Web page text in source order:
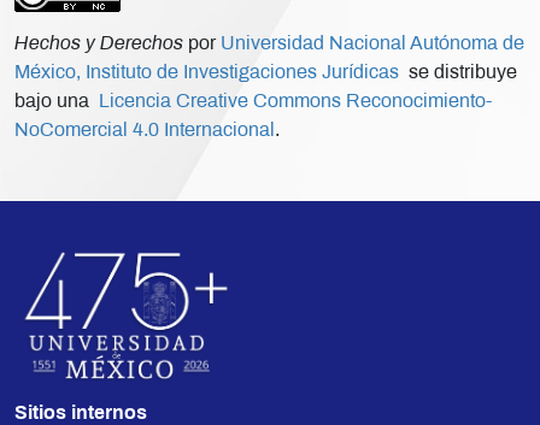
Hechos y Derechos por Universidad Nacional Autónoma de
México, Instituto de Investigaciones Jurídicas se distribuye
bajo una
Licencia Creative Commons Reconocimiento-
NoComercial 4.0 Internacional .
Sitios internos